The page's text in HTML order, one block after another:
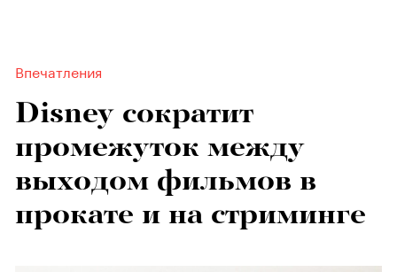
Впечатления
Disney сократит
промежуток между
выходом фильмов в
прокате и на стриминге